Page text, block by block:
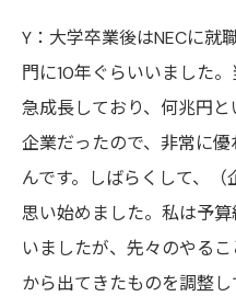
Y：大学卒業後はNECに就
門に10年ぐらいいました
急成長しており、何兆円
企業だったので、非常に
んです。しばらくして、
思い始めました。私は予
いましたが、先々のやる
から出てきたものを調整